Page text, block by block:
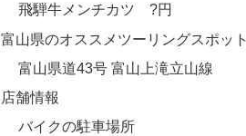
飛騨牛メンチカツ ?円
富山県のオススメツーリングスポット
富山県道43号 富山上滝立山線
店舗情報
バイクの駐車場所